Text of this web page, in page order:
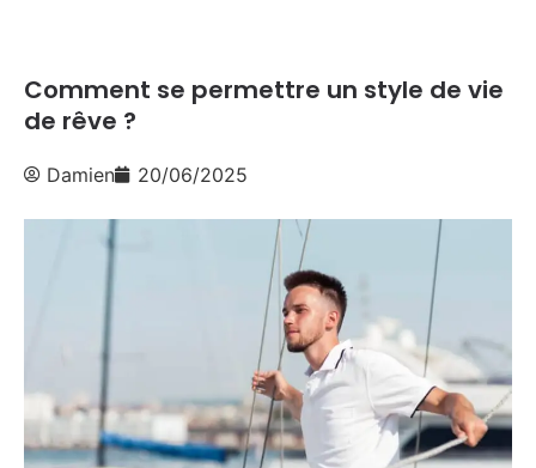
Comment se permettre un style de vie
de rêve ?
Damien 20/06/2025